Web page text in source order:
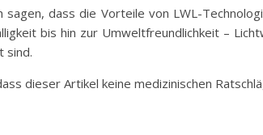
sagen, dass die Vorteile von LWL-
bis hin zur Umweltfreundlichkeit –
sind.
dieser Artikel keine medizinischen